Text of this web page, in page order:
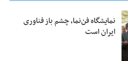
نمایشگاه فن‌نما، چشم باز فناوری
ایران است